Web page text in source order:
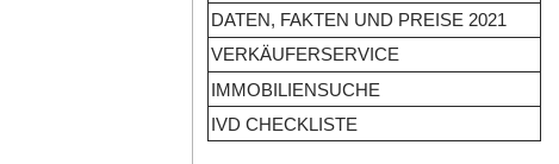
DATEN, FAKTEN UND PREISE 2021
VERKÄUFERSERVICE
IMMOBILIENSUCHE
IVD CHECKLISTE